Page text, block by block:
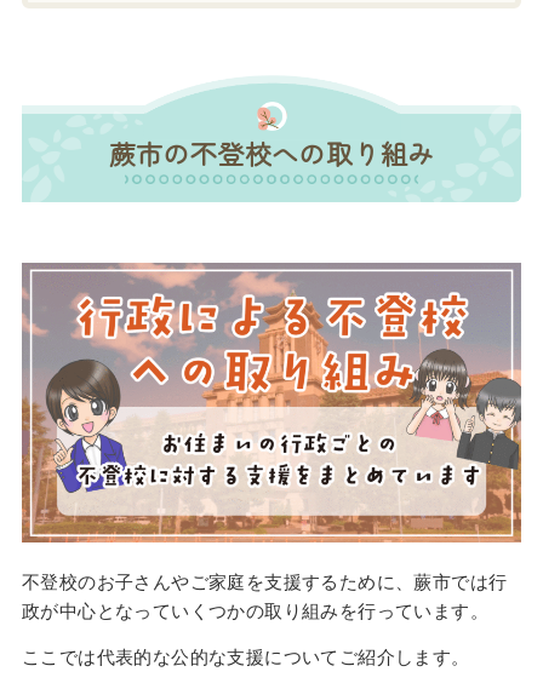
蕨市の不登校への取り組み
不登校のお子さんやご家庭を支援するために、蕨市では行
政が中心となっていくつかの取り組みを行っています。
ここでは代表的な公的な支援についてご紹介します。